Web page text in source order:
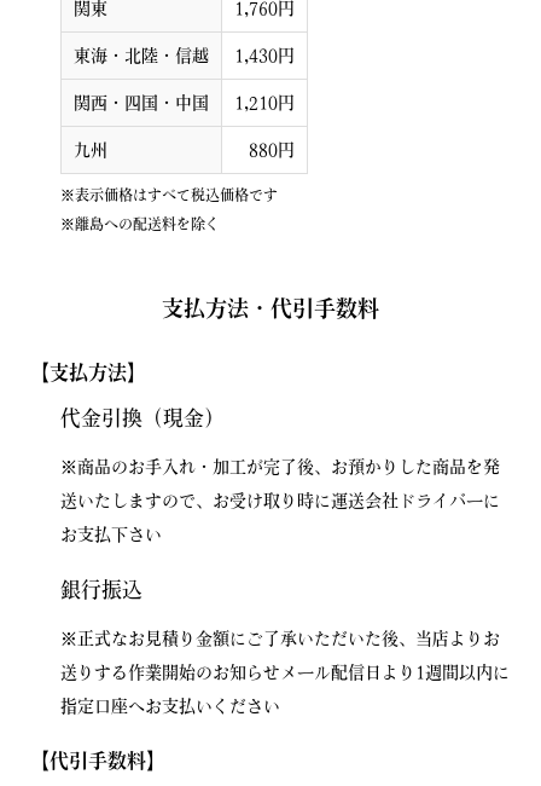
関東 1,760円
東海・北陸・信越 1,430円
関西・四国・中国 1,210円
九州 880円
※表示価格はすべて税込価格です
※離島への配送料を除く
支払方法・代引手数料
【支払方法】
代金引換（現金）
※商品のお手入れ・加工が完了後、お預かりした商品を発
送いたしますので、お受け取り時に運送会社ドライバーに
お支払下さい
銀行振込
※正式なお見積り金額にご了承いただいた後、当店よりお
送りする作業開始のお知らせメール配信日より1週間以内に
指定口座へお支払いください
【代引手数料】